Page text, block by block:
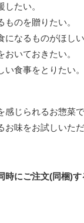
たい。
のを贈りたい。
なるものがほしい
いておきたい。
食事をとりたい。
じられるお惣菜で
味をお試しいただ
にご注文(同梱)す